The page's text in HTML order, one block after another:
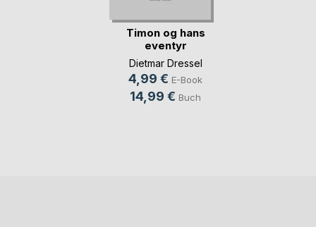
Timon og hans
eventyr
Dietmar Dressel
4,99 € E-Book
14,99 € Buch